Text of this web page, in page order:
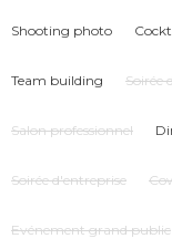
Shooting photo
Team building Soirée
Salon professionnel
Soirée d'entreprise
Evénement grand public